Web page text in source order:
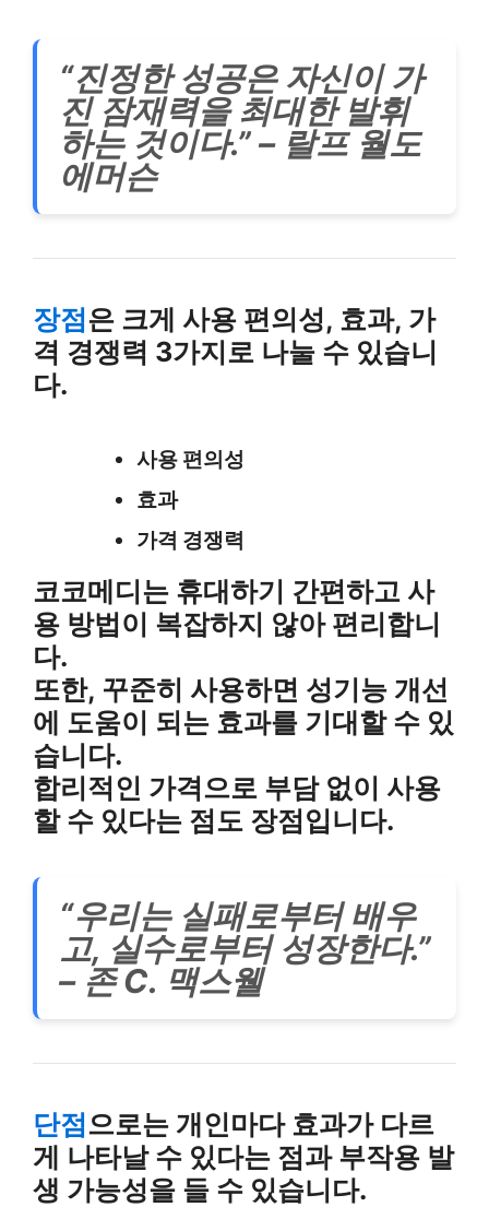
“진정한 성공은 자신이 가
진 잠재력을 최대한 발휘
하는 것이다.” – 랄프 월도
에머슨
장점은 크게 사용 편의성, 효과, 가
격 경쟁력 3가지로 나눌 수 있습니
다.
사용 편의성
효과
가격 경쟁력
코코메디는 휴대하기 간편하고 사
용 방법이 복잡하지 않아 편리합니
다.
또한, 꾸준히 사용하면 성기능 개선
에 도움이 되는 효과를 기대할 수 있
습니다.
합리적인 가격으로 부담 없이 사용
할 수 있다는 점도 장점입니다.
“우리는 실패로부터 배우
고, 실수로부터 성장한다.”
– 존 C. 맥스웰
단점으로는 개인마다 효과가 다르
게 나타날 수 있다는 점과 부작용 발
생 가능성을 들 수 있습니다.